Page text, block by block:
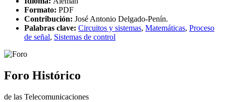
Formato: PDF
Contribución: José Antonio Delgado-Penín.
Palabras clave: Circuitos y sistemas, Matemáticas, Proceso
de señal, Sistemas de control
Foro Histórico
de las Telecomunicaciones